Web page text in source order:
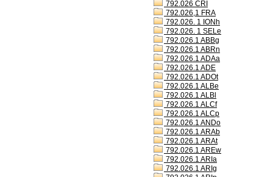
792.026 CRI
792.026,1 FRA
792.026. 1 IONh
792.026. 1 SELe
792.026.1 ABBg
792.026.1 ABRn
792.026.1 ADAa
792.026.1 ADE
792.026.1 ADOt
792.026.1 ALBe
792.026.1 ALBl
792.026.1 ALCf
792.026.1 ALCp
792.026.1 ANDo
792.026.1 ARAb
792.026.1 ARAt
792.026.1 AREw
792.026.1 ARIa
792.026.1 ARIg